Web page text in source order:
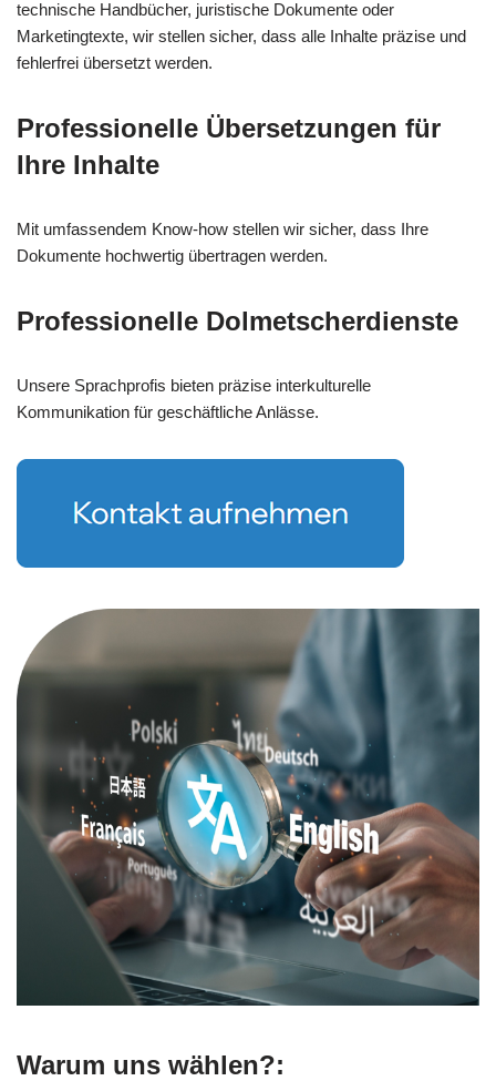
technische Handbücher, juristische Dokumente oder
Marketingtexte, wir stellen sicher, dass alle Inhalte präzise und
fehlerfrei übersetzt werden.
Professionelle Übersetzungen für
Ihre Inhalte
Mit umfassendem Know-how stellen wir sicher, dass Ihre
Dokumente hochwertig übertragen werden.
Professionelle Dolmetscherdienste
Unsere Sprachprofis bieten präzise interkulturelle
Kommunikation für geschäftliche Anlässe.
Warum uns wählen?: